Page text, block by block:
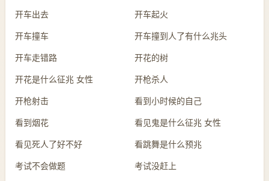
开车出去 开车起火
开车撞车 开车撞到人了有什么兆头
开车走错路 开花的树
开花是什么征兆 女性 开枪杀人
开枪射击 看到小时候的自己
看到烟花 看见鬼是什么征兆 女性
看见死人了好不好 看跳舞是什么预兆
考试不会做题 考试没赶上